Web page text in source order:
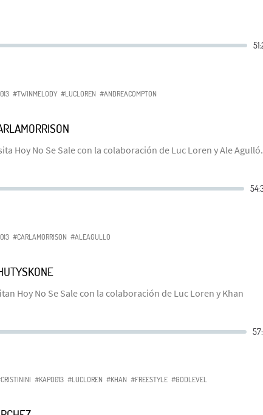
#TWINMELODY #LUCLOREN #ANDREACOMPTON
Hoy No Se Sale con la colaboración de Luc Loren y Ale Agulló.
#CARLAMORRISON #ALEAGULLO
Hoy No Se Sale con la colaboración de Luc Loren y Khan
#KAPO013 #LUCLOREN #KHAN #FREESTYLE #GODLEVEL